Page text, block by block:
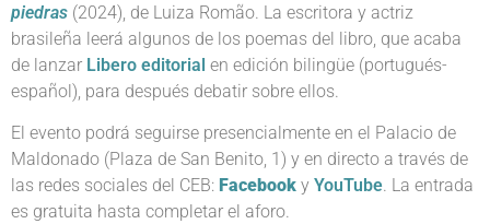
piedras (2024), de Luiza Romão. La escritora y actriz
brasileña leerá algunos de los poemas del libro, que acaba
de lanzar Libero editorial en edición bilingüe (portugués-
español), para después debatir sobre ellos.
El evento podrá seguirse presencialmente en el Palacio de
Maldonado (Plaza de San Benito, 1) y en directo a través de
las redes sociales del CEB: Facebook y YouTube. La entrada
es gratuita hasta completar el aforo.